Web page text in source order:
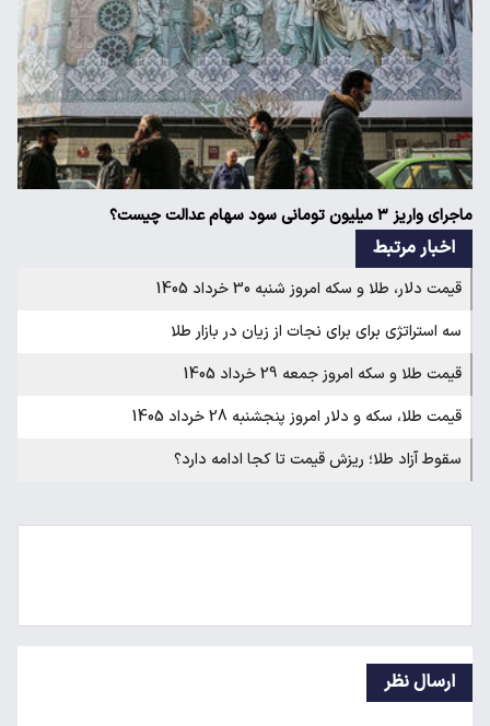
ماجرای واریز ۳ میلیون تومانی سود سهام عدالت چیست؟
اخبار مرتبط
قیمت دلار، طلا و سکه امروز شنبه 30 خرداد 1405
سه استراتژی برای برای نجات از زیان در بازار طلا
قیمت طلا و سکه امروز جمعه 29 خرداد 1405
قیمت طلا، سکه و دلار امروز پنجشنبه 28 خرداد 1405
سقوط آزاد طلا؛ ریزش قیمت تا کجا ادامه دارد؟
ارسال نظر